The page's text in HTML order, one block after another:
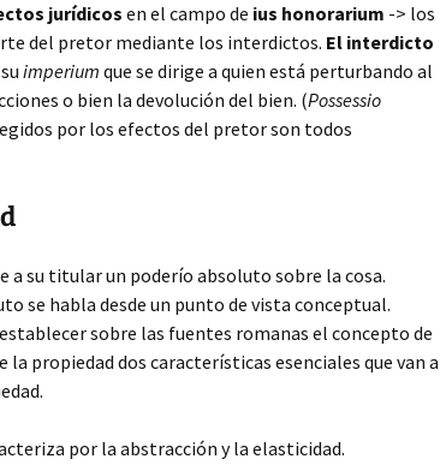
jurídicos en el campo de ius honorarium -> los
del pretor mediante los interdictos. El interdicto
imperium que se dirige a quien está perturbando al
o bien la devolución del bien. (Possessio
por los efectos del pretor son todos
a su titular un poderío absoluto sobre la cosa.
se habla desde un punto de vista conceptual.
sobre las fuentes romanas el concepto de
propiedad dos características esenciales que van a
por la abstracción y la elasticidad.